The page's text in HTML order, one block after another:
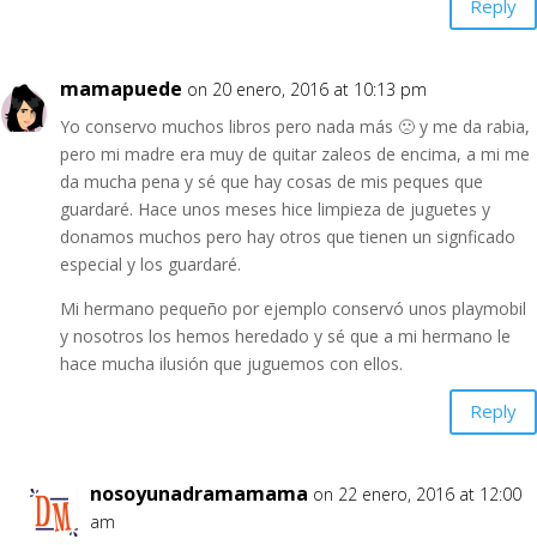
Reply
mamapuede on 20 enero, 2016 at 10:13 pm
Yo conservo muchos libros pero nada más 🙁 y me da rabia,
pero mi madre era muy de quitar zaleos de encima, a mi me
da mucha pena y sé que hay cosas de mis peques que
guardaré. Hace unos meses hice limpieza de juguetes y
donamos muchos pero hay otros que tienen un signficado
especial y los guardaré.
Mi hermano pequeño por ejemplo conservó unos playmobil
y nosotros los hemos heredado y sé que a mi hermano le
hace mucha ilusión que juguemos con ellos.
Reply
nosoyunadramamama on 22 enero, 2016 at 12:00
am